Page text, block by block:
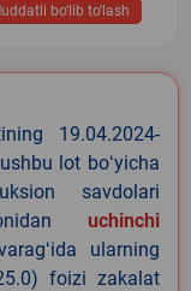
bo‘lib to‘lash
19.04.2024-
lot boʻyicha
savdolari
uchinchi
ularning
foizi zakalat